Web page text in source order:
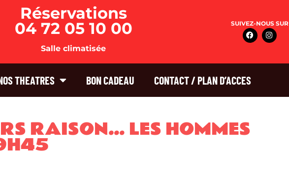
Réservations
04 72 05 10 00
Salle climatisée
SUIVEZ-NOUS SUR
THEATRES BON CADEAU CONTACT / PLAN D’ACCES
RAISON… LES HOMMES